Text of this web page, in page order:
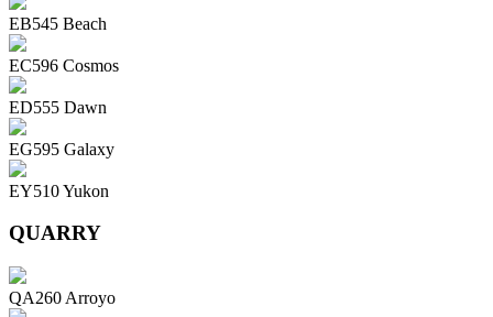
EB545 Beach
EC596 Cosmos
ED555 Dawn
EG595 Galaxy
EY510 Yukon
QUARRY
QA260 Arroyo